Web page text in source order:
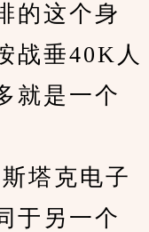
这个身
战垂40K人
就是一个
塔克电子
于另一个